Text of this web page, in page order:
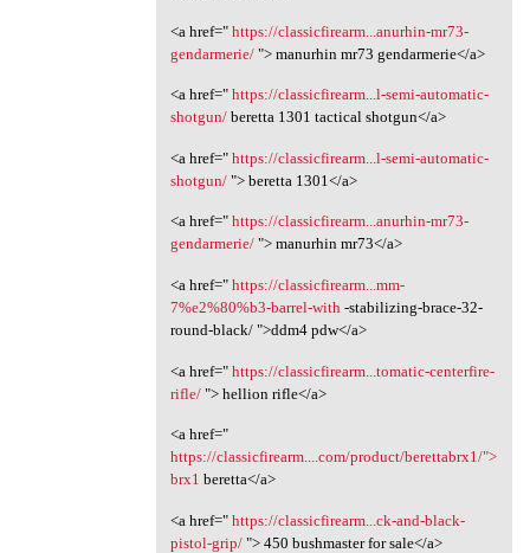
<a href=" https://classicfirearm...anurhin-mr73-
gendarmerie/"> manurhin mr73 gendarmerie</a>
<a href=" https://classicfirearm...l-semi-automatic-
shotgun/beretta 1301 tactical shotgun</a>
<a href=" https://classicfirearm...l-semi-automatic-
shotgun/"> beretta 1301</a>
<a href=" https://classicfirearm...anurhin-mr73-
gendarmerie/"> manurhin mr73</a>
<a href=" https://classicfirearm...mm-
7%e2%80%b3-barrel-with -stabilizing-brace-32-
round-black/ ">ddm4 pdw</a>
<a href=" https://classicfirearm...tomatic-centerfire-
rifle/"> hellion rifle</a>
<a href="
https://classicfirearm....com/product/berettabrx1/">
brx1 beretta</a>
<a href=" https://classicfirearm...ck-and-black-
pistol-grip/"> 450 bushmaster for sale</a>